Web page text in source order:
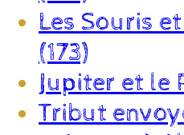
Les Souris
(173)
Jupiter et le
Tribut